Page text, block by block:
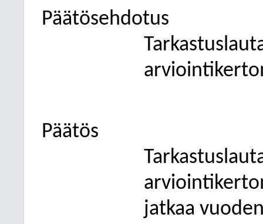
Päätösehdotus
Päätös
jatkaa